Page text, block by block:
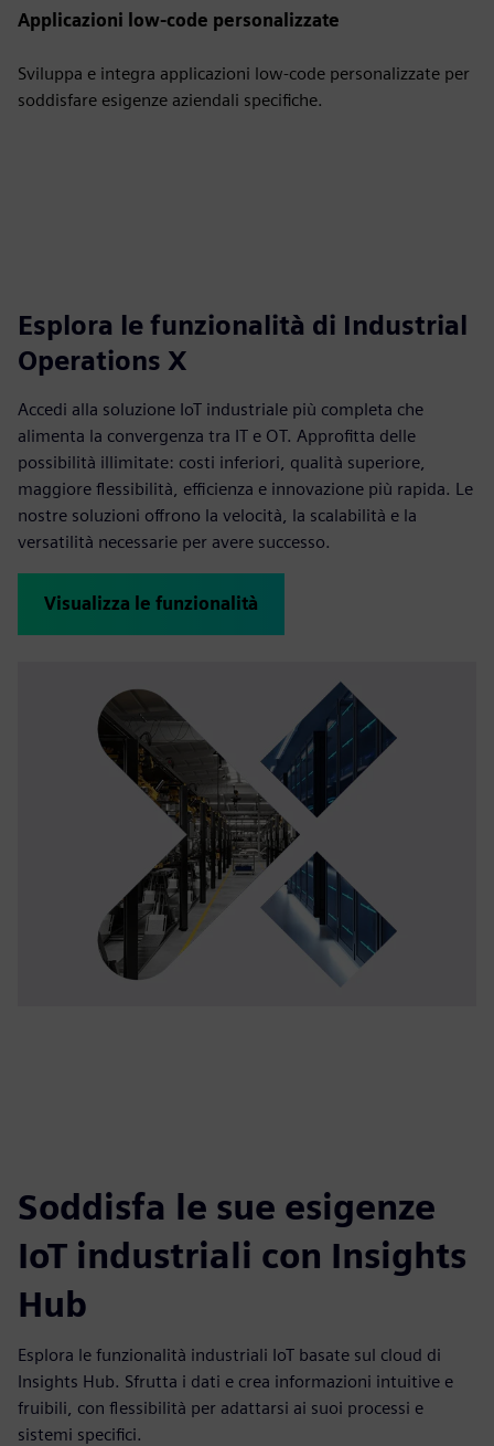
Applicazioni low-code personalizzate
Sviluppa e integra applicazioni low-code personalizzate per
soddisfare esigenze aziendali specifiche.
Esplora le funzionalità di Industrial
Operations X
Accedi alla soluzione IoT industriale più completa che
alimenta la convergenza tra IT e OT. Approfitta delle
possibilità illimitate: costi inferiori, qualità superiore,
maggiore flessibilità, efficienza e innovazione più rapida. Le
nostre soluzioni offrono la velocità, la scalabilità e la
versatilità necessarie per avere successo.
Visualizza le funzionalità
Soddisfa le sue esigenze
IoT industriali con Insights
Hub
Esplora le funzionalità industriali IoT basate sul cloud di
Insights Hub. Sfrutta i dati e crea informazioni intuitive e
fruibili, con flessibilità per adattarsi ai suoi processi e
sistemi specifici.